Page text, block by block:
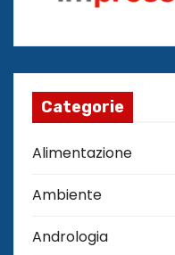
Categorie
Alimentazione
Ambiente
Andrologia